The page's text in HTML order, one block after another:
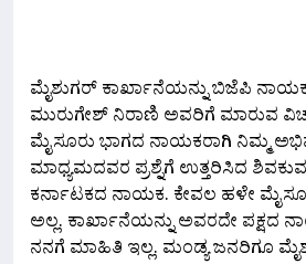
ಮೈಶುಗರ್ ಕಾರ್ಖಾನೆಯನ್ನು ಬಿಜೆಪಿ
ಮುರುಗೇಶ್ ನಿರಾಣಿ ಅವರಿಗೆ ಮಾರುವ
ಮೈಸೂರು ಭಾಗದ ನಾಯಕರಾಗಿ ನಿಮ್ಮ
ಮಾಧ್ಯಮದವರ ಪ್ರಶ್ನೆಗೆ ಉತ್ತರಿಸಿದ
ಕರ್ನಾಟಕದ ನಾಯಕ. ಕೇವಲ ಹಳೇ
ಅಲ್ಲ. ಕಾರ್ಖಾನೆಯನ್ನು ಅವರದೇ ಪಕ್ಷದ
ನನಗೆ ಮಾಹಿತಿ ಇಲ್ಲ. ಮಂಡ್ಯ ಜನರಿಗೂ